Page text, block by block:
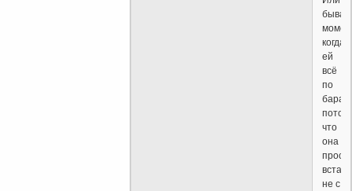
когда
ей
всё
по
что
она
встала
не с